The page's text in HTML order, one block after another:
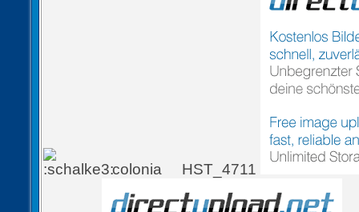
colonia HST_4711